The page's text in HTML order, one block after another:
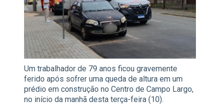
Um trabalhador de 79 anos ficou gravemente
ferido após sofrer uma queda de altura em um
prédio em construção no Centro de Campo Largo,
no início da manhã desta terça-feira (10).